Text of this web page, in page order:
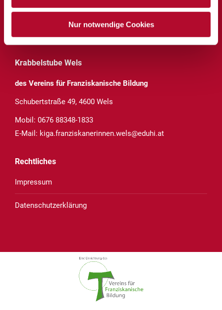
Nur notwendige Cookies
Telefon:07242 47428-750
0676 88348-1833
E-Mail:kiga.franziskanerinnen.wels@eduhi.at
Krabbelstube Wels
des Vereins für Franziskanische Bildung
Schubertstraße 49, 4600 Wels
Mobil: 0676 88348-1833
E-Mail: kiga.franziskanerinnen.wels@eduhi.at
Rechtliches
Impressum
Datenschutzerklärung